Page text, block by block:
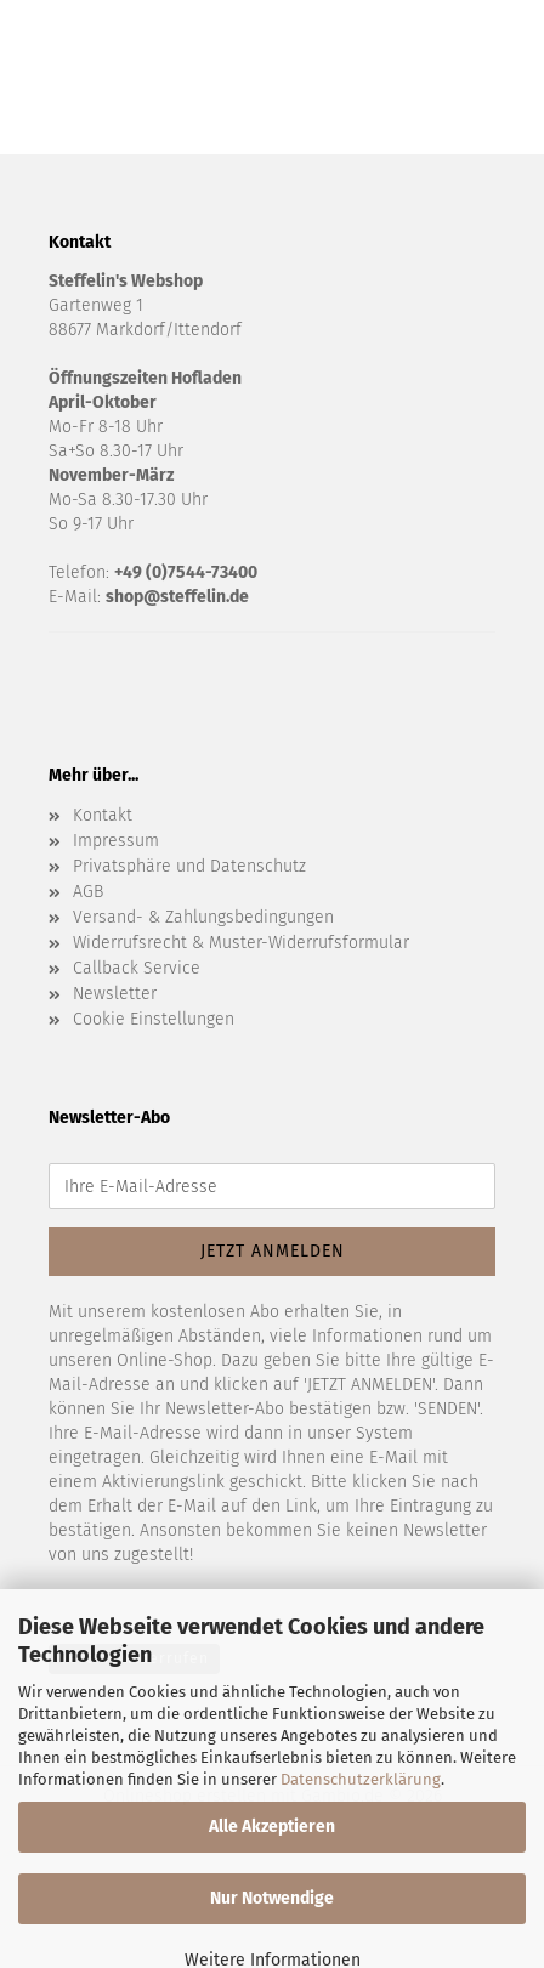
Diese Webseite verwendet Cookies und andere
Technologien
Wir verwenden Cookies und ähnliche Technologien, auch von
Drittanbietern, um die ordentliche Funktionsweise der Website zu
gewährleisten, die Nutzung unseres Angebotes zu analysieren und
Ihnen ein bestmögliches Einkaufserlebnis bieten zu können. Weitere
Informationen finden Sie in unserer Datenschutzerklärung.
Alle Akzeptieren
Nur Notwendige
Weitere Informationen
Kontakt
Steffelin's Webshop
Gartenweg 1
88677 Markdorf/Ittendorf
Öffnungszeiten Hofladen
April-Oktober
Mo-Fr 8-18 Uhr
Sa+So 8.30-17 Uhr
November-März
Mo-Sa 8.30-17.30 Uhr
So 9-17 Uhr
Telefon: +49 (0)7544-73400
E-Mail: shop@steffelin.de
Mehr über...
Kontakt
Impressum
Privatsphäre und Datenschutz
AGB
Versand- & Zahlungsbedingungen
Widerrufsrecht & Muster-Widerrufsformular
Callback Service
Newsletter
Cookie Einstellungen
Newsletter-Abo
Mit unserem kostenlosen Abo erhalten Sie, in
unregelmäßigen Abständen, viele Informationen rund um
unseren Online-Shop. Dazu geben Sie bitte Ihre gültige E-
Mail-Adresse an und klicken auf 'JETZT ANMELDEN'. Dann
können Sie Ihr Newsletter-Abo bestätigen bzw. 'SENDEN'.
Ihre E-Mail-Adresse wird dann in unser System
eingetragen. Gleichzeitig wird Ihnen eine E-Mail mit
einem Aktivierungslink geschickt. Bitte klicken Sie nach
dem Erhalt der E-Mail auf den Link, um Ihre Eintragung zu
bestätigen. Ansonsten bekommen Sie keinen Newsletter
von uns zugestellt!
Vertrag widerrufen